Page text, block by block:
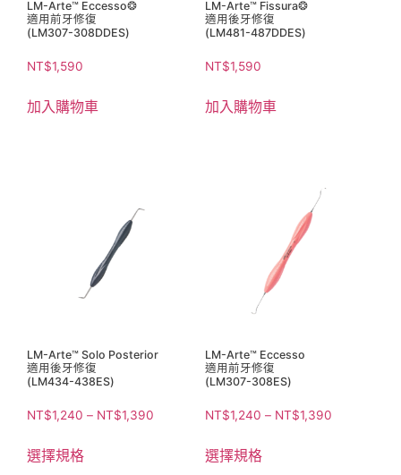
LM-Arte™ Eccesso❂
適用前牙修復
(LM307-308DDES)
NT$1,590
加入購物車
LM-Arte™ Fissura❂
適用後牙修復
(LM481-487DDES)
NT$1,590
加入購物車
LM-Arte™ Solo Posterior
適用後牙修復
(LM434-438ES)
NT$1,240 – NT$1,390
選擇規格
LM-Arte™ Eccesso
適用前牙修復
(LM307-308ES)
NT$1,240 – NT$1,390
選擇規格